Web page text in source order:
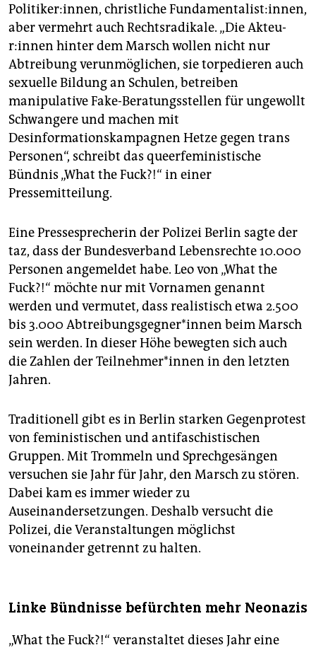
Politiker:innen, christliche Fundamentalist:innen,
aber vermehrt auch Rechtsradikale. „Die Ak­teu­
r:in­nen hinter dem Marsch wollen nicht nur
Abtreibung verunmöglichen, sie torpedieren auch
sexuelle Bildung an Schulen, betreiben
manipulative Fake-Beratungsstellen für ungewollt
Schwangere und machen mit
Desinformationskampagnen Hetze gegen trans
Personen“, schreibt das queerfeministische
Bündnis „What the Fuck?!“ in einer
Pressemitteilung.
Eine Pressesprecherin der Polizei Berlin sagte der
taz, dass der Bundesverband Lebensrechte 10.000
Personen angemeldet habe. Leo von „What the
Fuck?!“ möchte nur mit Vornamen genannt
werden und vermutet, dass realistisch etwa 2.500
bis 3.000 Ab­trei­bungs­geg­ne­r*in­nen beim Marsch
sein werden. In dieser Höhe bewegten sich auch
die Zahlen der Teil­neh­me­r*in­nen in den letzten
Jahren.
Traditionell gibt es in Berlin starken Gegenprotest
von feministischen und antifaschistischen
Gruppen. Mit Trommeln und Sprechgesängen
versuchen sie Jahr für Jahr, den Marsch zu stören.
Dabei kam es immer wieder zu
Auseinandersetzungen. Deshalb versucht die
Polizei, die Veranstaltungen möglichst
voneinander getrennt zu halten.
Linke Bündnisse befürchten mehr Neonazis
„What the Fuck?!“ veranstaltet dieses Jahr eine